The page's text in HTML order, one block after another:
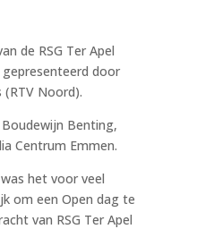
de RSG Ter Apel
door
(RTV Noord).
Benting,
Centrum Emmen.
het voor veel
om een Open dag te
van RSG Ter Apel